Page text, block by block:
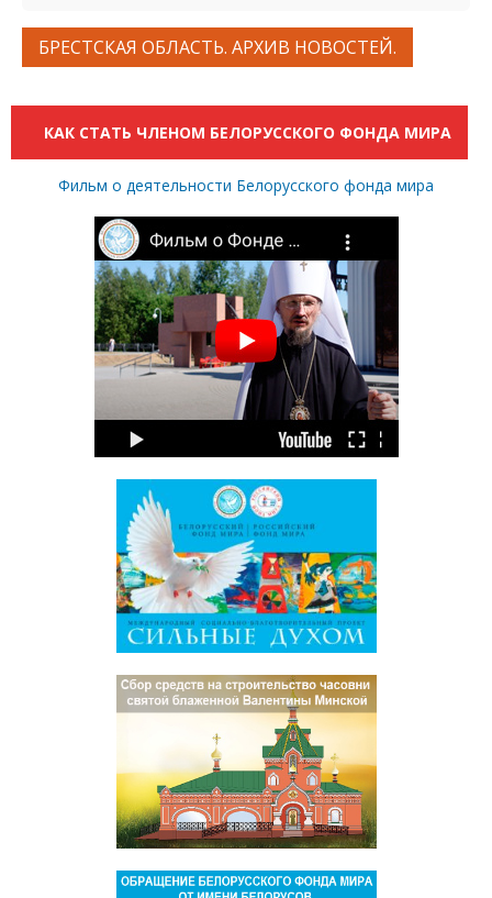
БРЕСТСКАЯ ОБЛАСТЬ. АРХИВ НОВОСТЕЙ.
КАК СТАТЬ ЧЛЕНОМ БЕЛОРУССКОГО ФОНДА МИРА
Фильм о деятельности Белорусского фонда мира